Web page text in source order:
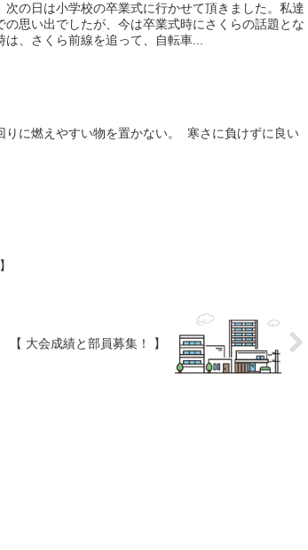
の日は小学校の卒業式に行かせて頂きました。私達
思い出でしたが、今は卒業式時にさくらの話題とな
は、さくら前線を追って、自転車...
りに燃えやすい物を置かない。 寒さに負けずに良い
大会成績と部員募集！ 】